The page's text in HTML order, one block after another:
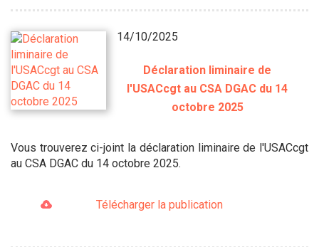
14/10/2025
Déclaration liminaire de
l'USACcgt au CSA DGAC du 14
octobre 2025
Vous trouverez ci-joint la déclaration liminaire de l'USACcgt
au CSA DGAC du 14 octobre 2025.
Télécharger la publication